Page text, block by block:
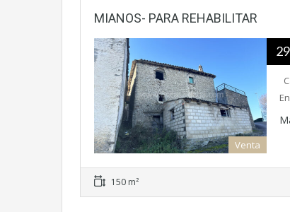
MIANOS- PARA REHABILITAR
Venta
150 m²